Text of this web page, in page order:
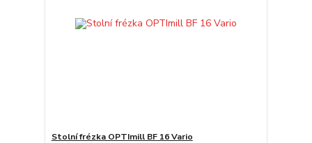
Stolní frézka OPTImill BF 16 Vario